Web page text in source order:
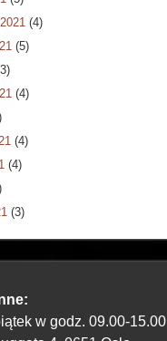
(4)
(5)
(4)
(4)
(4)
(3)
w godz. 09.00-15.00